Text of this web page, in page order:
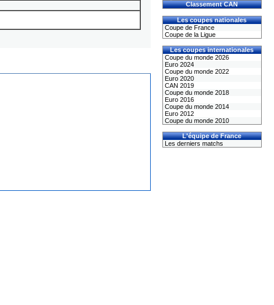
Classement CAN
Les coupes nationales
Coupe de France
Coupe de la Ligue
Les coupes internationales
Coupe du monde 2026
Euro 2024
Coupe du monde 2022
Euro 2020
CAN 2019
Coupe du monde 2018
Euro 2016
Coupe du monde 2014
Euro 2012
Coupe du monde 2010
L'équipe de France
Les derniers matchs